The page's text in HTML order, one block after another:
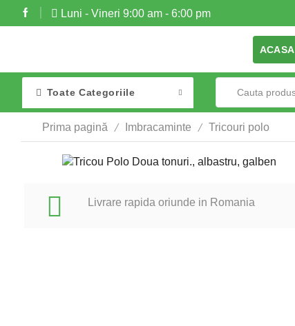
Luni - Vineri 9:00 am - 6:00 pm
ACASA
Toate Categoriile
Prima pagină / Imbracaminte / Tricouri polo
Livrare rapida oriunde in Romania